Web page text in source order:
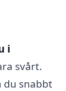
i
svårt.
du snabbt